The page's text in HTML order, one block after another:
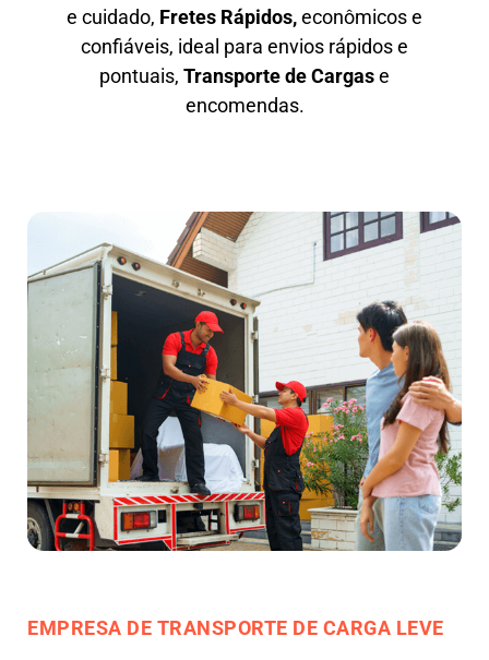
e cuidado, Fretes Rápidos,econômicos e
confiáveis, ideal para envios rápidos e
pontuais, Transporte de Cargase
encomendas.
EMPRESA DE TRANSPORTE DE CARGA LEVE